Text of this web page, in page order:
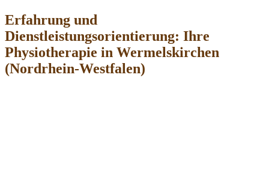
Erfahrung und
Dienstleistungsorientierung: Ihre
Physiotherapie in Wermelskirchen
(Nordrhein-Westfalen)